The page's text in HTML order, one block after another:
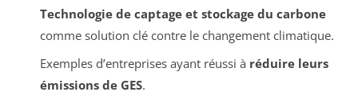
Technologie de captage et stockage du carbone
comme solution clé contre le changement climatique.
Exemples d’entreprises ayant réussi à réduire leurs
émissions de GES.